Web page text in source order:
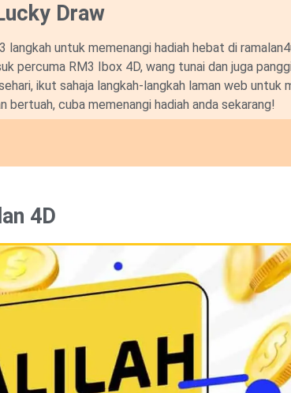
Draw​
langkah untuk memenangi hadiah hebat di
percuma RM3 Ibox 4D, wang tunai dan juga
ikut sahaja langkah-langkah laman web untuk
bertuah, cuba memenangi hadiah anda sekarang!
4D